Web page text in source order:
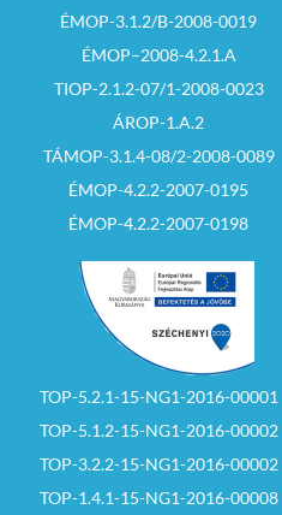
ÉMOP-3.1.2/B-2008-0019
ÉMOP–2008-4.2.1.A
TIOP-2.1.2-07/1-2008-0023
ÁROP-1.A.2
TÁMOP-3.1.4-08/2-2008-0089
ÉMOP-4.2.2-2007-0195
ÉMOP-4.2.2-2007-0198
TOP-5.2.1-15-NG1-2016-00001
TOP-5.1.2-15-NG1-2016-00002
TOP-3.2.2-15-NG1-2016-00002
TOP-1.4.1-15-NG1-2016-00008